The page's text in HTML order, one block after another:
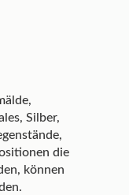
Silber,
die
können